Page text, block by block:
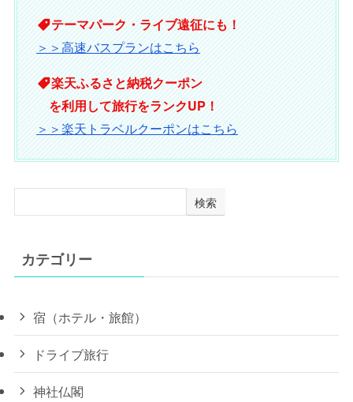
テーマパーク・ライブ遠征にも！
＞＞高速バスプランはこちら
楽天ふるさと納税クーポン
を利用して旅行をランクUP！
＞＞楽天トラベルクーポンはこちら
検索
カテゴリー
宿（ホテル・旅館）
ドライブ旅行
神社仏閣